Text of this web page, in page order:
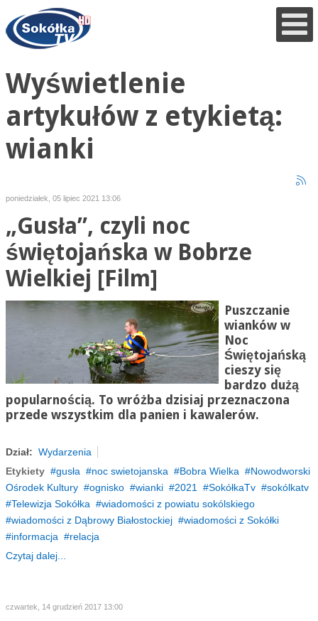
Wyświetlenie
artykułów z etykietą:
wianki
poniedziałek, 05 lipiec 2021 13:06
„Gusła”, czyli noc
świętojańska w Bobrze
Wielkiej [Film]
Puszczanie
wianków w
Noc
Świętojańską
cieszy się
bardzo dużą
popularnością. To wróżba dzisiaj przeznaczona
przede wszystkim dla panien i kawalerów.
Dział: Wydarzenia
Etykiety
gusła noc swietojanska Bobra Wielka
Nowodworski
Ośrodek Kultury
ognisko wianki 2021 SokółkaTv
sokólkatv
Telewizja Sokółka
wiadomości z powiatu sokólskiego
wiadomości z Dąbrowy Białostockiej
wiadomości z Sokółki
informacja
relacja
Czytaj dalej...
czwartek, 14 grudzień 2017 13:00